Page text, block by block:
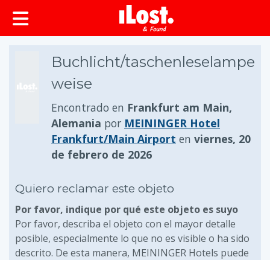
Buchlicht/taschenleselampe
weise
Encontrado en Frankfurt am Main,
Alemania por MEININGER Hotel
Frankfurt/Main Airport en viernes, 20
de febrero de 2026
Quiero reclamar este objeto
Por favor, indique por qué este objeto es suyo
Por favor, describa el objeto con el mayor detalle
posible, especialmente lo que no es visible o ha sido
descrito. De esta manera, MEININGER Hotels puede